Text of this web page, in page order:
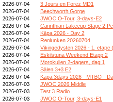
2026-07-04
3 Jours en Forez MD1
2026-07-04
Beechworth Gorge
2026-07-04
JWOC O-Tour, 3-days-E2
2026-07-04
Carinthian Lakecup Stage 2
2026-07-04
Kāpa 2026 - Day 2
2026-07-04
Renlunken 20260704
2026-07-04
Vikingedysten 2026 - 1. etape
2026-07-04
Eskilstuna Weekend Etapp 2
2026-07-04
Morokulien 2-dagers, dag 1
2026-07-04
Sälen 3+3 E2
2026-07-04
Kapa 3days 2026 - MTBO -
2026-07-03
JWOC 2026 Middle
2026-07-03
Test 3 Radio
2026-07-03
JWOC O-Tour, 3-days-E1